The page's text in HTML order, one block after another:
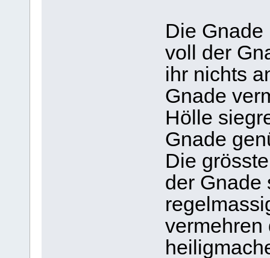
Die Gnade
voll der
ihr nichts
Gnade
Hölle
Gnade
Die
der Gnade
vermehren